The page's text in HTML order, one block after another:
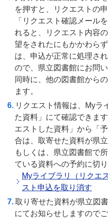
を押すと、リクエストの
「リクエスト確認メール
れると、リクエスト内容
望をされたにもかかわら
は、申込が正常に処理さ
ので、県立図書館にお問
同時に、他の図書館から
ます。
リクエスト情報は、Myラ
た資料」にて確認できま
エストした資料」から「
合は、取寄せた資料が県
もしくは、県立図書館で
ている資料への予約に切
Myライブラリ（リクエ
スト申込を取り消す
取り寄せた資料が県立図
にてお知らせしますので